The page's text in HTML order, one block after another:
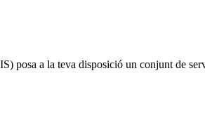
posa a la teva disposició un conjunt de